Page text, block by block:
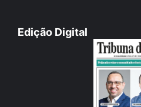
Edição Digital